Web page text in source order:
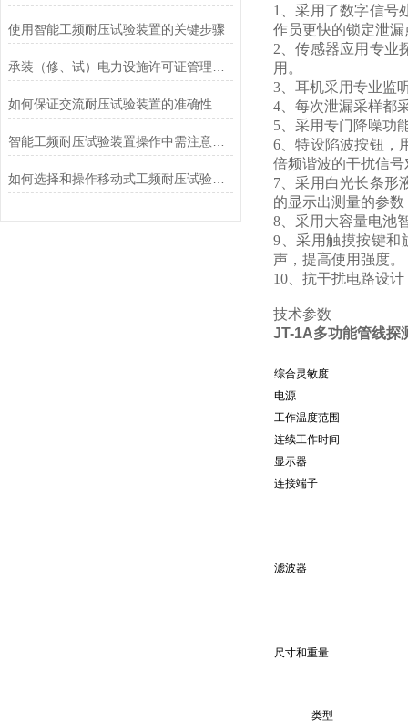
使用智能工频耐压试验装置的关键步骤
智能工频耐压试验装置操作中需注意的问题
如何选择和操作移动式工频耐压试验仪？
1、采用了数字信号
作员更快的锁定泄漏
2、传感器应用专业
用。
3、耳机采用专业监
4、每次泄漏采样都
5、采用专门降噪功
6、特设陷波按钮，
倍频谐波的干扰信
7、采用白光长条形
的显示出测量的参数
8、采用大容量电池
9、采用触摸按键和
声，提高使用强度。
10、抗干扰电路设
技术参数
JT-1A多功能管线探
综合灵敏度
电源
工作温度范围
连续工作时间
显示器
连接端子
滤波器
尺寸和重量
类型